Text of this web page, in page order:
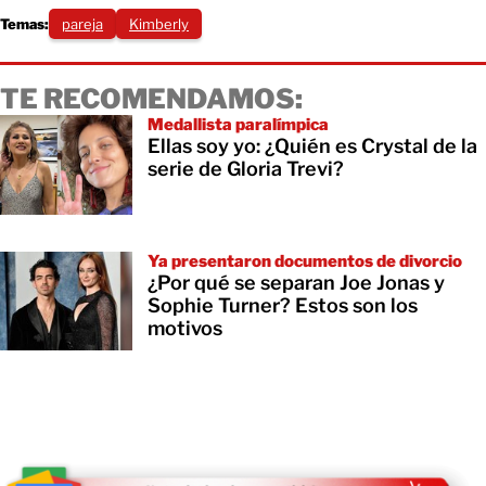
Temas: pareja Kimberly
TE RECOMENDAMOS:
Medallista paralímpica
Ellas soy yo: ¿Quién es Crystal de la
serie de Gloria Trevi?
Ya presentaron documentos de divorcio
¿Por qué se separan Joe Jonas y
Sophie Turner? Estos son los
motivos